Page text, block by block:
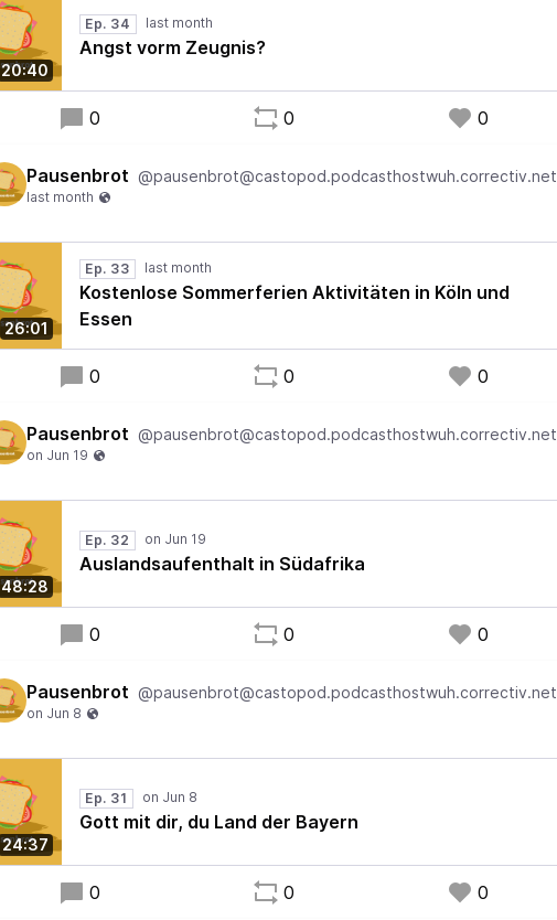
20:40
Ep. 34
Angst vorm Zeugnis?
0 0 0
Pausenbrot @pausenbrot@castopod.podcasthostwuh.correctiv.net
26:01
Ep. 33
Kostenlose Sommerferien Aktivitäten in Köln und
Essen
0 0 0
Pausenbrot @pausenbrot@castopod.podcasthostwuh.correctiv.net
48:28
Ep. 32
Auslandsaufenthalt in Südafrika
0 0 0
Pausenbrot @pausenbrot@castopod.podcasthostwuh.correctiv.net
24:37
Ep. 31
Gott mit dir, du Land der Bayern
0 0 0